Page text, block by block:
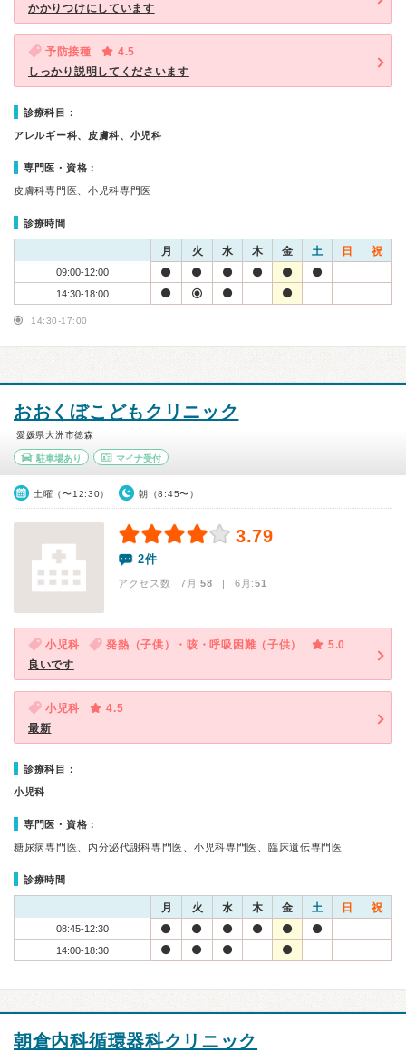
かかりつけにしています
予防接種
4.5
しっかり説明してくださいます
診療科目：
アレルギー科、皮膚科、小児科
専門医・資格：
皮膚科専門医、小児科専門医
診療時間
月 火 水 木 金 土 日 祝
09:00-12:00
14:30-18:00
14:30-17:00
おおくぼこどもクリニック
愛媛県大洲市徳森
駐車場あり マイナ受付
土曜（〜12:30） 朝（8:45〜）
3.79
2件
アクセス数 7月:58 | 6月:51
小児科 発熱（子供）・咳・呼吸困難（子供）
5.0
良いです
小児科
4.5
最新
診療科目：
小児科
専門医・資格：
糖尿病専門医、内分泌代謝科専門医、小児科専門医、臨床遺伝専門医
診療時間
月 火 水 木 金 土 日 祝
08:45-12:30
14:00-18:30
朝倉内科循環器科クリニック